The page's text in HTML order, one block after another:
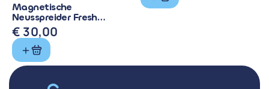
Magnetische
Neusspreider Fresh
Improve - Anti Snurk &
Sport
€ 30,00